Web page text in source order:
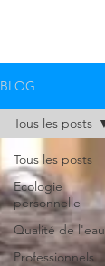
BLOG
Tous les posts
Ecologie
personnelle
Qualité de l'eau
Professionnels
Tous les posts